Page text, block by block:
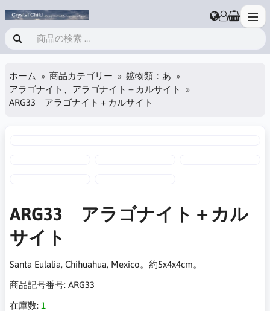
ホーム 商品カテゴリー
鉱物類：あ
アラゴナイト、アラゴナイト＋カルサイト
ARG33 アラゴナイト＋カルサイト
ARG33 アラゴナイト＋カル
サイト
Santa Eulalia, Chihuahua, Mexico。約5x4x4cm。
商品記号番号: ARG33
在庫数: 1